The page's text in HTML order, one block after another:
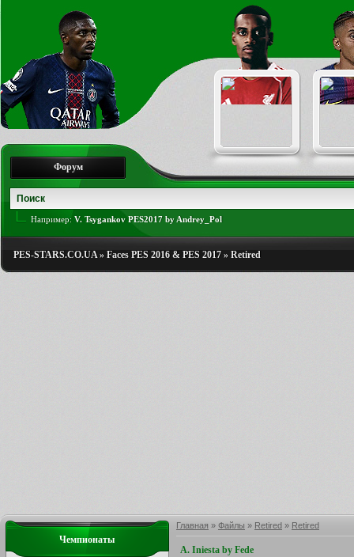
Форум
Например: V. Tsygankov PES2017 by Andrey_Pol
PES-STARS.CO.UA» Faces PES 2016 & PES 2017 » Retired
Главная » Файлы » Retired » Retired
A. Iniesta by Fede
Чемпионаты